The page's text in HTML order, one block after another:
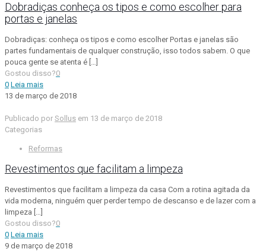
Dobradiças conheça os tipos e como escolher para
portas e janelas
Dobradiças: conheça os tipos e como escolher Portas e janelas são
partes fundamentais de qualquer construção, isso todos sabem. O que
pouca gente se atenta é […]
Gostou disso?0
0 Leia mais
13 de março de 2018
Publicado por Sollus em 13 de março de 2018
Categorias
Reformas
Revestimentos que facilitam a limpeza
Revestimentos que facilitam a limpeza da casa Com a rotina agitada da
vida moderna, ninguém quer perder tempo de descanso e de lazer com a
limpeza […]
Gostou disso?0
0 Leia mais
9 de março de 2018